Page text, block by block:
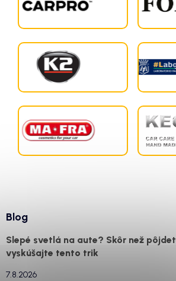
Blog
Slepé svetlá na aute? Skôr než
vyskúšajte tento trik
7.8.2026